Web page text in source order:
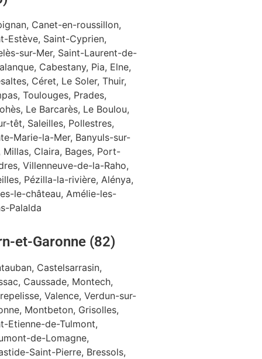
Canet-en-roussillon,
Estève, Saint-Cyprien,
sur-Mer, Saint-Laurent-de-
Cabestany, Pia, Elne,
Céret, Le Soler, Thuir,
Toulouges, Prades,
Le Barcarès, Le Boulou,
têt, Saleilles, Pollestres,
Marie-la-Mer, Banyuls-sur-
Millas, Claira, Bages, Port-
Villenneuve-de-la-Raho,
Pézilla-la-rivière, Alénya,
le-château, Amélie-les-
Palalda
et-Garonne (82)
Castelsarrasin,
Caussade, Montech,
Valence, Verdun-sur-
Montbeton, Grisolles,
Etienne-de-Tulmont,
de-Lomagne,
Saint-Pierre, Bressols,